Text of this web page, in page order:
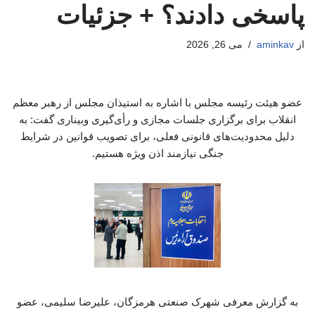
پاسخی دادند؟ + جزئیات
از aminkav می 26, 2026
عضو هیئت رئیسه مجلس با اشاره به استیذان مجلس از رهبر معظم
انقلاب برای برگزاری جلسات مجازی و رأی‌گیری وبیناری گفت: به
دلیل محدودیت‌های قانونی فعلی، برای تصویب قوانین در شرایط
جنگی نیازمند اذن ویژه هستیم.
به گزارش معرفی شهرک صنعتی هرمزگان، علیرضا سلیمی، عضو